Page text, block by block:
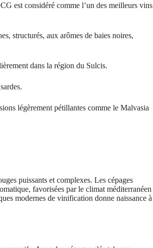
est considéré comme l’un des meilleurs vins
structurés, aux arômes de baies noires,
dans la région du Sulcis.
légèrement pétillantes comme le Malvasia
puissants et complexes. Les cépages
favorisées par le climat méditerranéen
modernes de vinification donne naissance à